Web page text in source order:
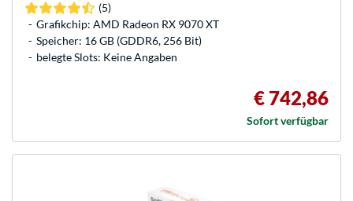
(5)
Grafikchip: AMD Radeon RX 9070 XT
Speicher: 16 GB (GDDR6, 256 Bit)
belegte Slots: Keine Angaben
€ 742,86
Sofort verfügbar